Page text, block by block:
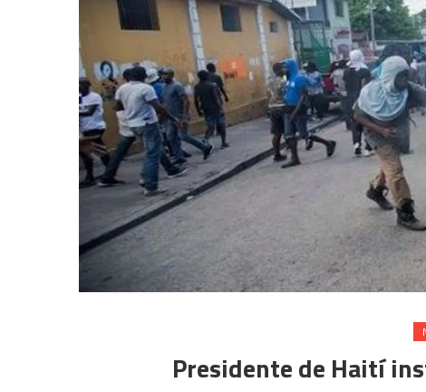
Presidente de Haití